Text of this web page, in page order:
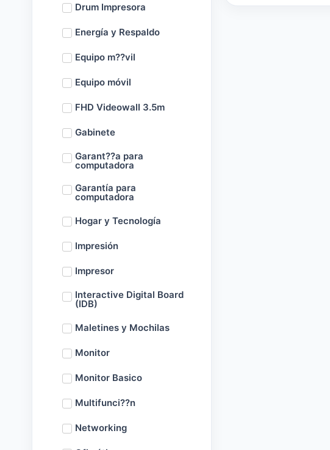
Drum Impresora
Energía y Respaldo
Equipo m??vil
Equipo móvil
FHD Videowall 3.5m
Gabinete
Garant??a para
computadora
Garantía para
computadora
Hogar y Tecnología
Impresión
Impresor
Interactive Digital Board
(IDB)
Maletines y Mochilas
Monitor
Monitor Basico
Multifunci??n
Networking